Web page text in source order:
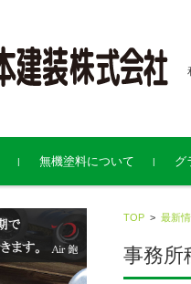
無機塗料について グ
TOP> 最新
事務所